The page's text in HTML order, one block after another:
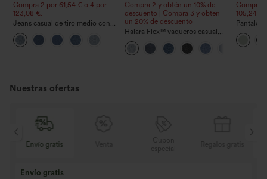
Compra 2 por 61,54 € o 4 por
123,08 €.
Jeans casual de tiro medio con
cordón y bolsillos
Compra 2 y obtén un 10% de
descuento | Compra 3 y obtén
un 20% de descuento
Halara Flex™ vaqueros casual
lavados asimétricos de tiro bajo
con bolsillos con cremallera,
corte baggy y pierna ancha
Compra
105,24 €.
cordón
ancha,
casual
Nuestras ofertas
Envío gratis
Envío gratis